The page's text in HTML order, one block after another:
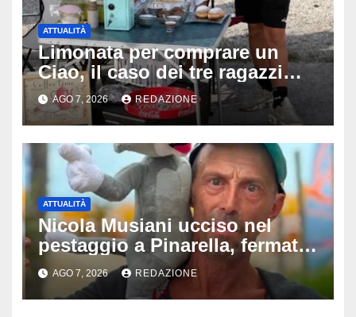
ATTUALITÀ
Limonata per comprare un
Ciao, il caso dei tre ragazzi
divide l’Italia: Fedriga li invita
in Regione, Vannacci li
difende
AGO 7, 2026 REDAZIONE
ATTUALITÀ
Nicola Musiani ucciso nel
pestaggio a Pinarella, fermati
quattro giovani: la svolta
dopo video, intercettazioni e
pedinamenti
AGO 7, 2026 REDAZIONE